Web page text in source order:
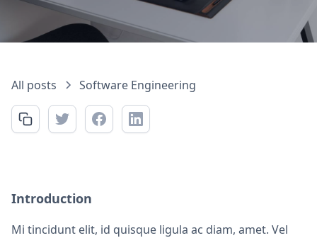
All posts Software Engineering
Introduction
Mi tincidunt elit, id quisque ligula ac diam, amet. Vel